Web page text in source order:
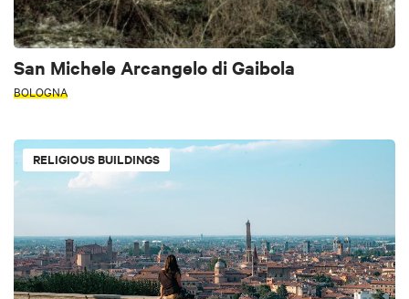
San Michele Arcangelo di Gaibola
BOLOGNA
RELIGIOUS BUILDINGS